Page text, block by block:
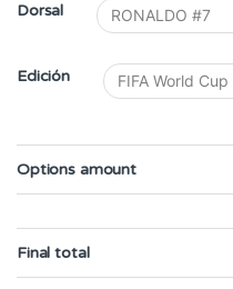
Dorsal
Edición
Options amount
Final total